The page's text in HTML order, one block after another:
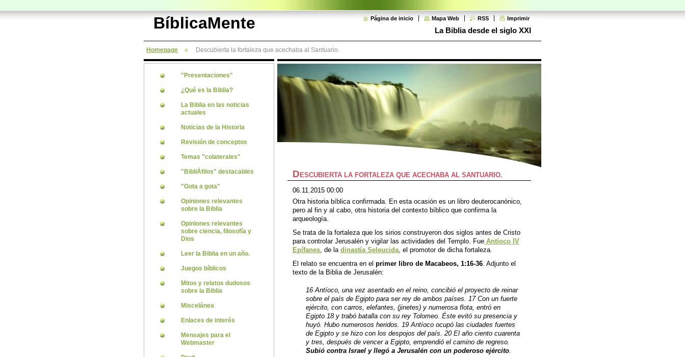
BíblicaMente Página de inicio Mapa Web RSS Imprimir
La Biblia desde el siglo XXI
Homepage Descubierta la fortaleza que acechaba al Santuario.
D ESCUBIERTA LA FORTALEZA QUE ACECHABA AL SANTUARIO.
06.11.2015 00:00
Otra historia bíblica confirmada. En esta ocasión es un libro deuterocanónico,
pero al fin y al cabo, otra historia del contexto bíblico que confirma la
arqueología.
Se trata de la fortaleza que los sirios construyeron dos siglos antes de Cristo
para controlar Jerusalén y vigilar las actividades del Templo. Fue Antíoco IV
Epífanes, de la dinastía Seleucida, el promotor de dicha fortaleza.
El relato se encuentra en el primer libro de Macabeos, 1:16-36. Adjunto el
texto de la Biblia de Jerusalén:
16 Antíoco, una vez asentado en el reino, concibió el proyecto de reinar
sobre el país de Egipto para ser rey de ambos países. 17 Con un fuerte
ejército, con carros, elefantes, (jinetes) y numerosa flota, entró en
Egipto 18 y trabó batalla con su rey Tolomeo. Éste evitó su presencia y
huyó. Hubo numerosos heridos. 19 Antíoco ocupó las ciudades fuertes
de Egipto y se hizo con los despojos del país. 20 El año ciento cuarenta
y tres, después de vencer a Egipto, emprendió el camino de regreso.
Subió contra Israel y llegó a Jerusalén con un poderoso ejército.
"Presentaciones"
¿Qué es la Biblia?
La Biblia en las noticias
actuales
Noticias de la Historia
Revisión de conceptos
Temas "colaterales"
"BibliÁfilos" destacables
"Gota a gota"
Opiniones relevantes
sobre la Biblia
Opiniones relevantes
sobre ciencia, filosofía y
Dios
Leer la Biblia en un año.
Juegos bíblicos
Mitos y relatos dudosos
sobre la Biblia
Miscelánea
Enlaces de interés
Mensajes para el
Webmaster